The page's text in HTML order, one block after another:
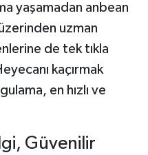
yaşamadan anbean
uzman
de tek tıkla
kaçırmak
en hızlı ve
Güvenilir